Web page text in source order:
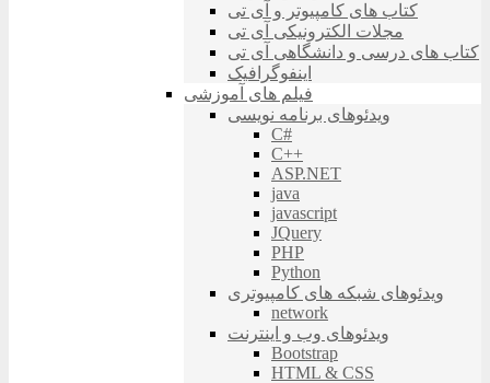
کتاب های کامپیوتر و آی تی
مجلات الکترونیکی آی تی
کتاب های درسی و دانشگاهی آی تی
اینفوگرافیک
فیلم های آموزشی
ویدئوهای برنامه نویسی
C#
C++
ASP.NET
java
javascript
JQuery
PHP
Python
ویدئوهای شبکه های کامپیوتری
network
ویدئوهای وب و اینترنت
Bootstrap
HTML & CSS